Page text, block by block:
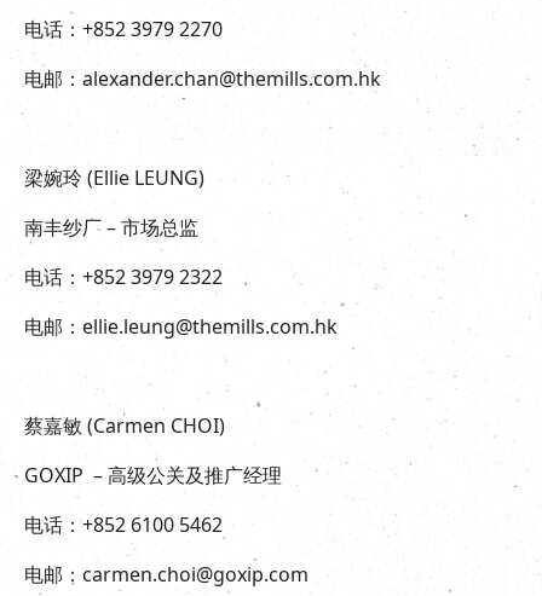
电话：+852 3979 2270
电邮：alexander.chan@themills.com.hk
梁婉玲 (Ellie LEUNG)
南丰纱厂 – 市场总监
电话：+852 3979 2322
电邮：ellie.leung@themills.com.hk
蔡嘉敏 (Carmen CHOI)
GOXIP – 高级公关及推广经理
电话：+852 6100 5462
电邮：carmen.choi@goxip.com